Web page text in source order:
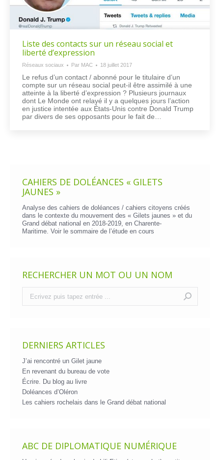
Liste des contacts sur un réseau social et
liberté d’expression
Réseaux sociaux Par MAC 18 juillet 2017
Le refus d’un contact / abonné pour le titulaire d’un
compte sur un réseau social peut-il être assimilé à une
atteinte à la liberté d’expression ? Plusieurs journaux
dont Le Monde ont relayé il y a quelques jours l’action
en justice intentée aux États-Unis contre Donald Trump
par divers de ses opposants pour le fait de…
CAHIERS DE DOLÉANCES « GILETS
JAUNES »
Analyse des cahiers de doléances / cahiers citoyens créés
dans le contexte du mouvement des « Gilets jaunes » et du
Grand débat national en 2018-2019, en Charente-
Maritime. Voir le sommaire de l’étude en cours
RECHERCHER UN MOT OU UN NOM
DERNIERS ARTICLES
J’ai rencontré un Gilet jaune
En revenant du bureau de vote
Écrire. Du blog au livre
Doléances d’Oléron
Les cahiers rochelais dans le Grand débat national
ABC DE DIPLOMATIQUE NUMÉRIQUE